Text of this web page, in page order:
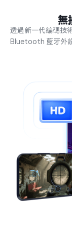
無
透過新一代編碼技
Bluetooth 藍牙外